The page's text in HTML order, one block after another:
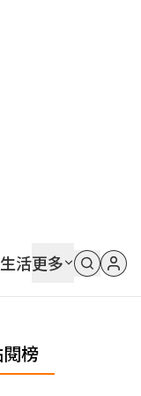
生活更多
榜